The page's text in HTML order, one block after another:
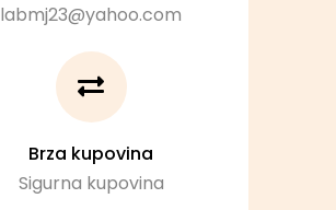
labmj23@yahoo.com
Brza kupovina
Sigurna kupovina